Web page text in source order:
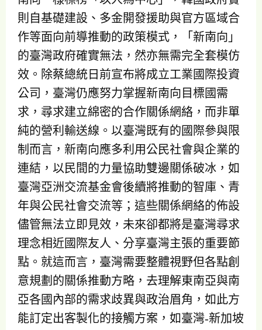
則自基礎建設、多金開發援助與官方區域合
作等面向前導推動的政策模式，「新南向」
的臺灣政府確實無法，然亦無需完全套模仿
效。除蔡總統日前宣布將成立工業國際投資
公司，臺灣仍應努力掌握新南向目標國需
求，尋求建立綿密的合作關係網絡，而非單
純的營利輸送線。以臺灣既有的國際參與限
制而言，新南向應多利用公民社會與企業的
連結，以民間的力量協助雙邊關係破冰，如
臺灣亞洲交流基金會後續將推動的智庫、青
年與公民社會交流等；這些關係網絡的佈設
儘管無法立即見效，未來卻都將是臺灣尋求
理念相近國際友人、分享臺灣主張的重要節
點。就這而言，臺灣需要整體視野但各點創
意規劃的關係推動方略，去理解東南亞與南
亞各國內部的需求歧異與政治眉角，如此方
能訂定出客製化的接觸方案，如臺灣-新加坡